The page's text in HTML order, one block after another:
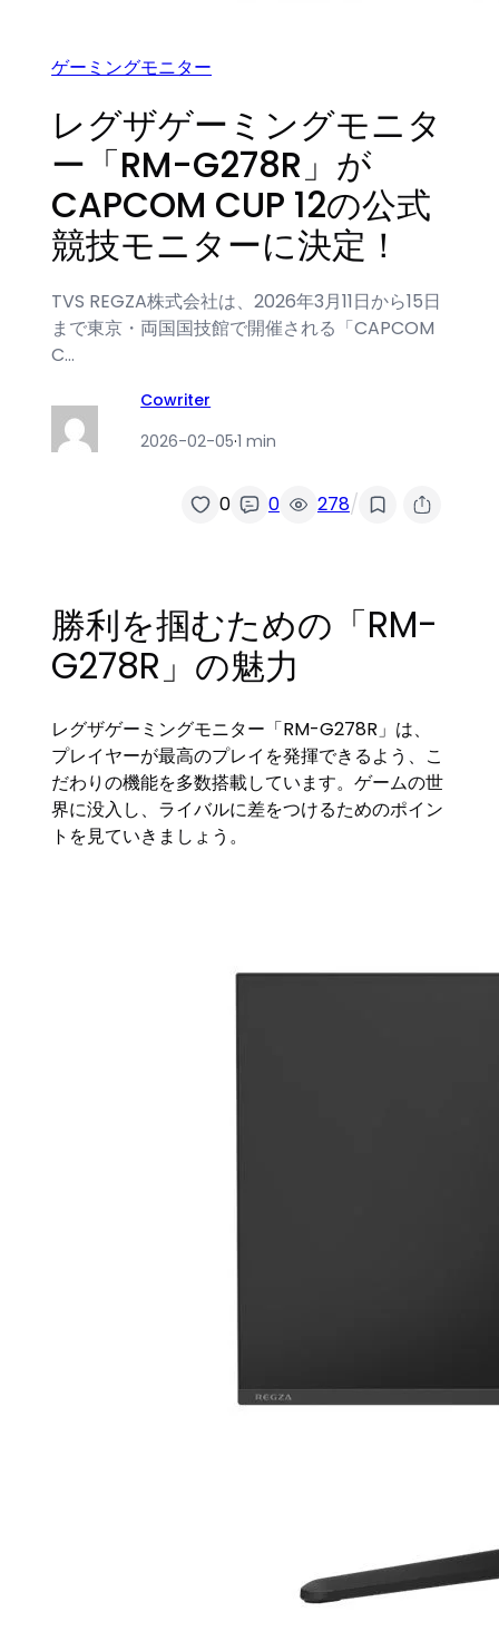
ゲーミングモニター
レグザゲーミングモニタ
ー「RM-G278R」が
CAPCOM CUP 12の公式
競技モニターに決定！
TVS REGZA株式会社は、2026年3月11日から15日
まで東京・両国国技館で開催される「CAPCOM
C…
Cowriter
2026-02-05·1 min
0 0 278/
勝利を掴むための「RM-
G278R」の魅力
レグザゲーミングモニター「RM-G278R」は、
プレイヤーが最高のプレイを発揮できるよう、こ
だわりの機能を多数搭載しています。ゲームの世
界に没入し、ライバルに差をつけるためのポイン
トを見ていきましょう。